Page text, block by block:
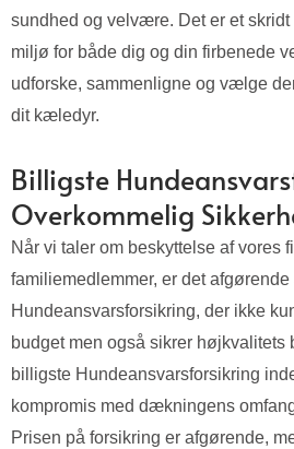
sundhed og velvære. Det er et skridt
miljø for både dig og din firbenede
udforske, sammenligne og vælge
dit kæledyr.
Billigste
Overkommelig
Når vi taler om beskyttelse af vores
familiemedlemmer, er det
Hundeansvarsforsikring, der ikke
budget men også sikrer højkvalitets
billigste Hundeansvarsforsikring
kompromis med dækningens
Prisen på forsikring er afgørende,